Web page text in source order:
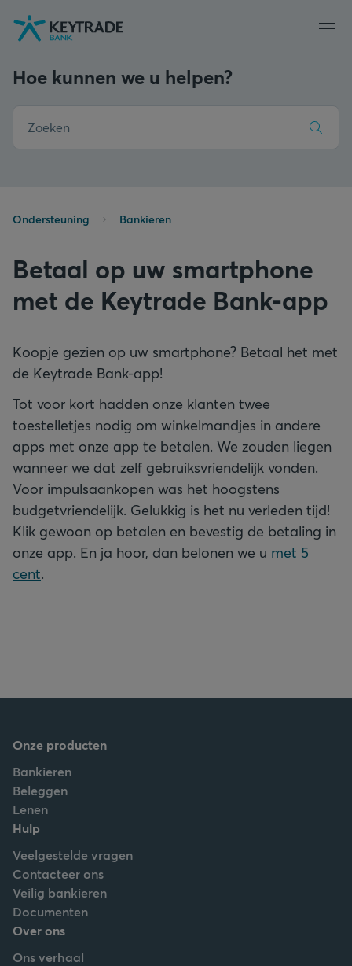
Naar
navigatie
Naar
aanmelden
Naar
inhoud
Hoe kunnen we u helpen?
Ondersteuning Bankieren
Betaal op uw smartphone
met de Keytrade Bank-app
Koopje gezien op uw smartphone? Betaal het met
de Keytrade Bank-app!
Tot voor kort hadden onze klanten twee
toestelletjes nodig om winkelmandjes in andere
apps met onze app te betalen. We zouden liegen
wanneer we dat zelf gebruiksvriendelijk vonden.
Voor impulsaankopen was het hoogstens
budgetvriendelijk. Gelukkig is het nu verleden tijd!
Klik gewoon op betalen en bevestig de betaling in
onze app. En ja hoor, dan belonen we u met 5
cent.
Onze producten
Bankieren
Beleggen
Lenen
Hulp
Veelgestelde vragen
Contacteer ons
Veilig bankieren
Documenten
Over ons
Ons verhaal